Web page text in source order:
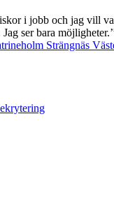
i jobb och jag vill
ser bara
Strängnäs